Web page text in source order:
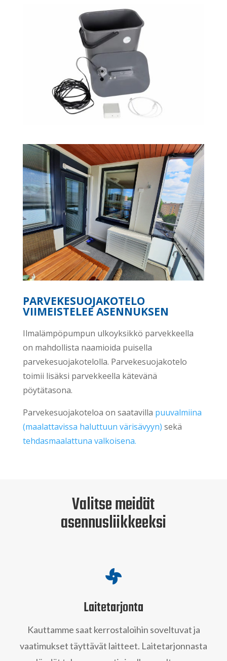
PARVEKESUOJAKOTELO
VIIMEISTELEE ASENNUKSEN
Ilmalämpöpumpun ulkoyksikkö parvekkeella
on mahdollista naamioida puisella
parvekesuojakotelolla. Parvekesuojakotelo
toimii lisäksi parvekkeella kätevänä
pöytätasona.
Parvekesuojakoteloa on saatavilla puuvalmiina
(maalattavissa haluttuun värisävyyn) sekä
tehdasmaalattuna valkoisena.
Valitse meidät
asennusliikkeeksi

Laitetarjonta
Kauttamme saat kerrostaloihin soveltuvat ja
vaatimukset täyttävät laitteet. Laitetarjonnasta